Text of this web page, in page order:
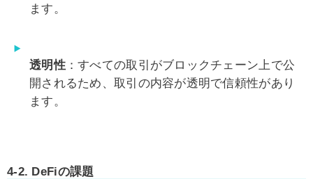
ます。
透明性：すべての取引がブロックチェーン上で公
開されるため、取引の内容が透明で信頼性があり
ます。
4-2. DeFiの課題